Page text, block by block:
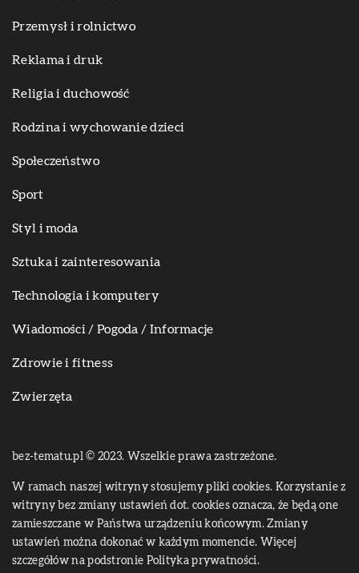
Przemysł i rolnictwo
Reklama i druk
Religia i duchowość
Rodzina i wychowanie dzieci
Społeczeństwo
Sport
Styl i moda
Sztuka i zainteresowania
Technologia i komputery
Wiadomości / Pogoda / Informacje
Zdrowie i fitness
Zwierzęta
bez-tematu.pl © 2023. Wszelkie prawa zastrzeżone.
W ramach naszej witryny stosujemy pliki cookies. Korzystanie z
witryny bez zmiany ustawień dot. cookies oznacza, że będą one
zamieszczane w Państwa urządzeniu końcowym. Zmiany
ustawień można dokonać w każdym momencie. Więcej
szczegółów na podstronie Polityka prywatności.